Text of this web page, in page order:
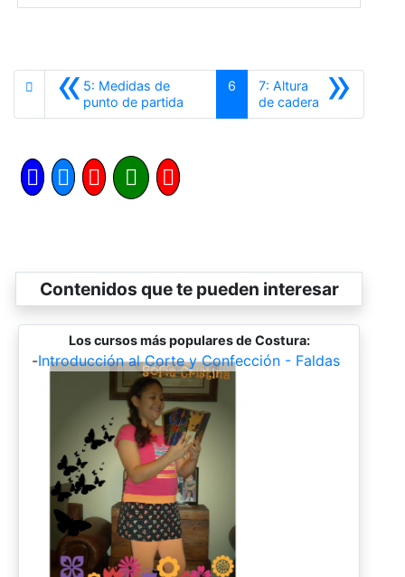
«5: Medidas de
punto de partida
6 »
7: Altura
de caderaSiguiente
Contenidos que te pueden interesar
Los cursos más populares de Costura:
-Introducción al Corte y Confección - Faldas